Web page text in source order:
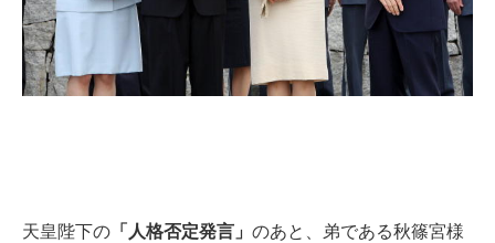
天皇陛下の 「人格否定発言」 のあと、弟である秋篠宮様